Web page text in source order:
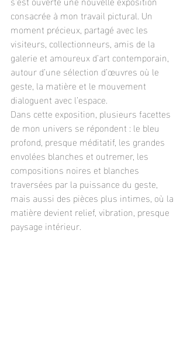
consacrée à mon travail pictural. Un
moment précieux, partagé avec les
visiteurs, collectionneurs, amis de la
galerie et amoureux d’art contemporain,
autour d’une sélection d’œuvres où le
geste, la matière et le mouvement
dialoguent avec l’espace.
Dans cette exposition, plusieurs facettes
de mon univers se répondent : le bleu
profond, presque méditatif, les grandes
envolées blanches et outremer, les
compositions noires et blanches
traversées par la puissance du geste,
mais aussi des pièces plus intimes, où la
matière devient relief, vibration, presque
paysage intérieur.